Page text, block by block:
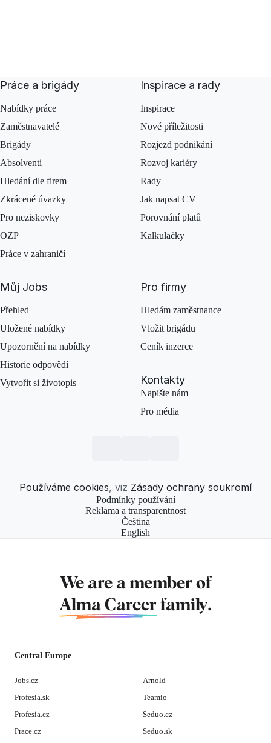
Práce a brigády
Nabídky práce
Zaměstnavatelé
Brigády
Absolventi
Hledání dle firem
Zkrácené úvazky
Pro neziskovky
OZP
Práce v zahraničí
Inspirace a rady
Inspirace
Nové příležitosti
Rozjezd podnikání
Rozvoj kariéry
Rady
Jak napsat CV
Porovnání platů
Kalkulačky
Můj Jobs
Přehled
Uložené nabídky
Upozornění na nabídky
Historie odpovědí
Vytvořit si životopis
Pro firmy
Hledám zaměstnance
Vložit brigádu
Ceník inzerce
Kontakty
Napište nám
Pro média
Používáme cookies, viz Zásady ochrany soukromí
Podmínky používání
Reklama a transparentnost
Čeština
English
We are a member of
Alma Career family.
Central Europe
Jobs.cz
Profesia.sk
Profesia.cz
Prace.cz
Arnold
Teamio
Seduo.cz
Seduo.sk